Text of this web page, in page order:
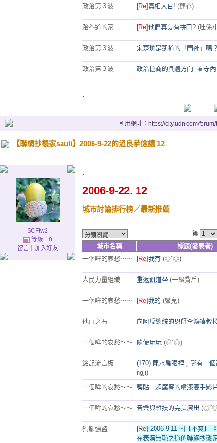
政治第３波
[Re]真相大白! (蓮心)
跆拳道的家 [Re]他們真ㄉ有拼ㄇ? (哇係
政治第３波 宋楚瑜是凱道的「門神」嗎
政治第３波 政治協商的具體方向--看守
.
引用網址：https://city.udn.com/
【聯網抄襲家sauli】2006-9-22的溫良恭儉讓 12
SCFtw2
等級：8
留言｜ 加入好友
.
2006-9-22. 12
城市討論排行榜／最新推薦
第
城市名稱
標題(發表者)
一個哞的哀愁～～
[Re]我有 (◎ˇ◎)
人民力量組織 重返凱道坐 (一級貧戶)
一個哞的哀愁～～ [Re]我的 (蠻兒)
他山之石 向阿扁總統的恩師李鴻禧教
一個哞的哀愁～～ 隨便玩玩 (◎ˇ◎)
銘記流言板
(170) 陳水扁眼裡﹐哪有一
ngji)
一個哞的哀愁～～ 轉貼 超厲害的噴漆高手影
一個哞的哀愁～～ 音樂與雜技的完美演出
獨腳強盜 [Re] [2006-9-11 ~]【不爽】
在表演無恥之道的聯網抄